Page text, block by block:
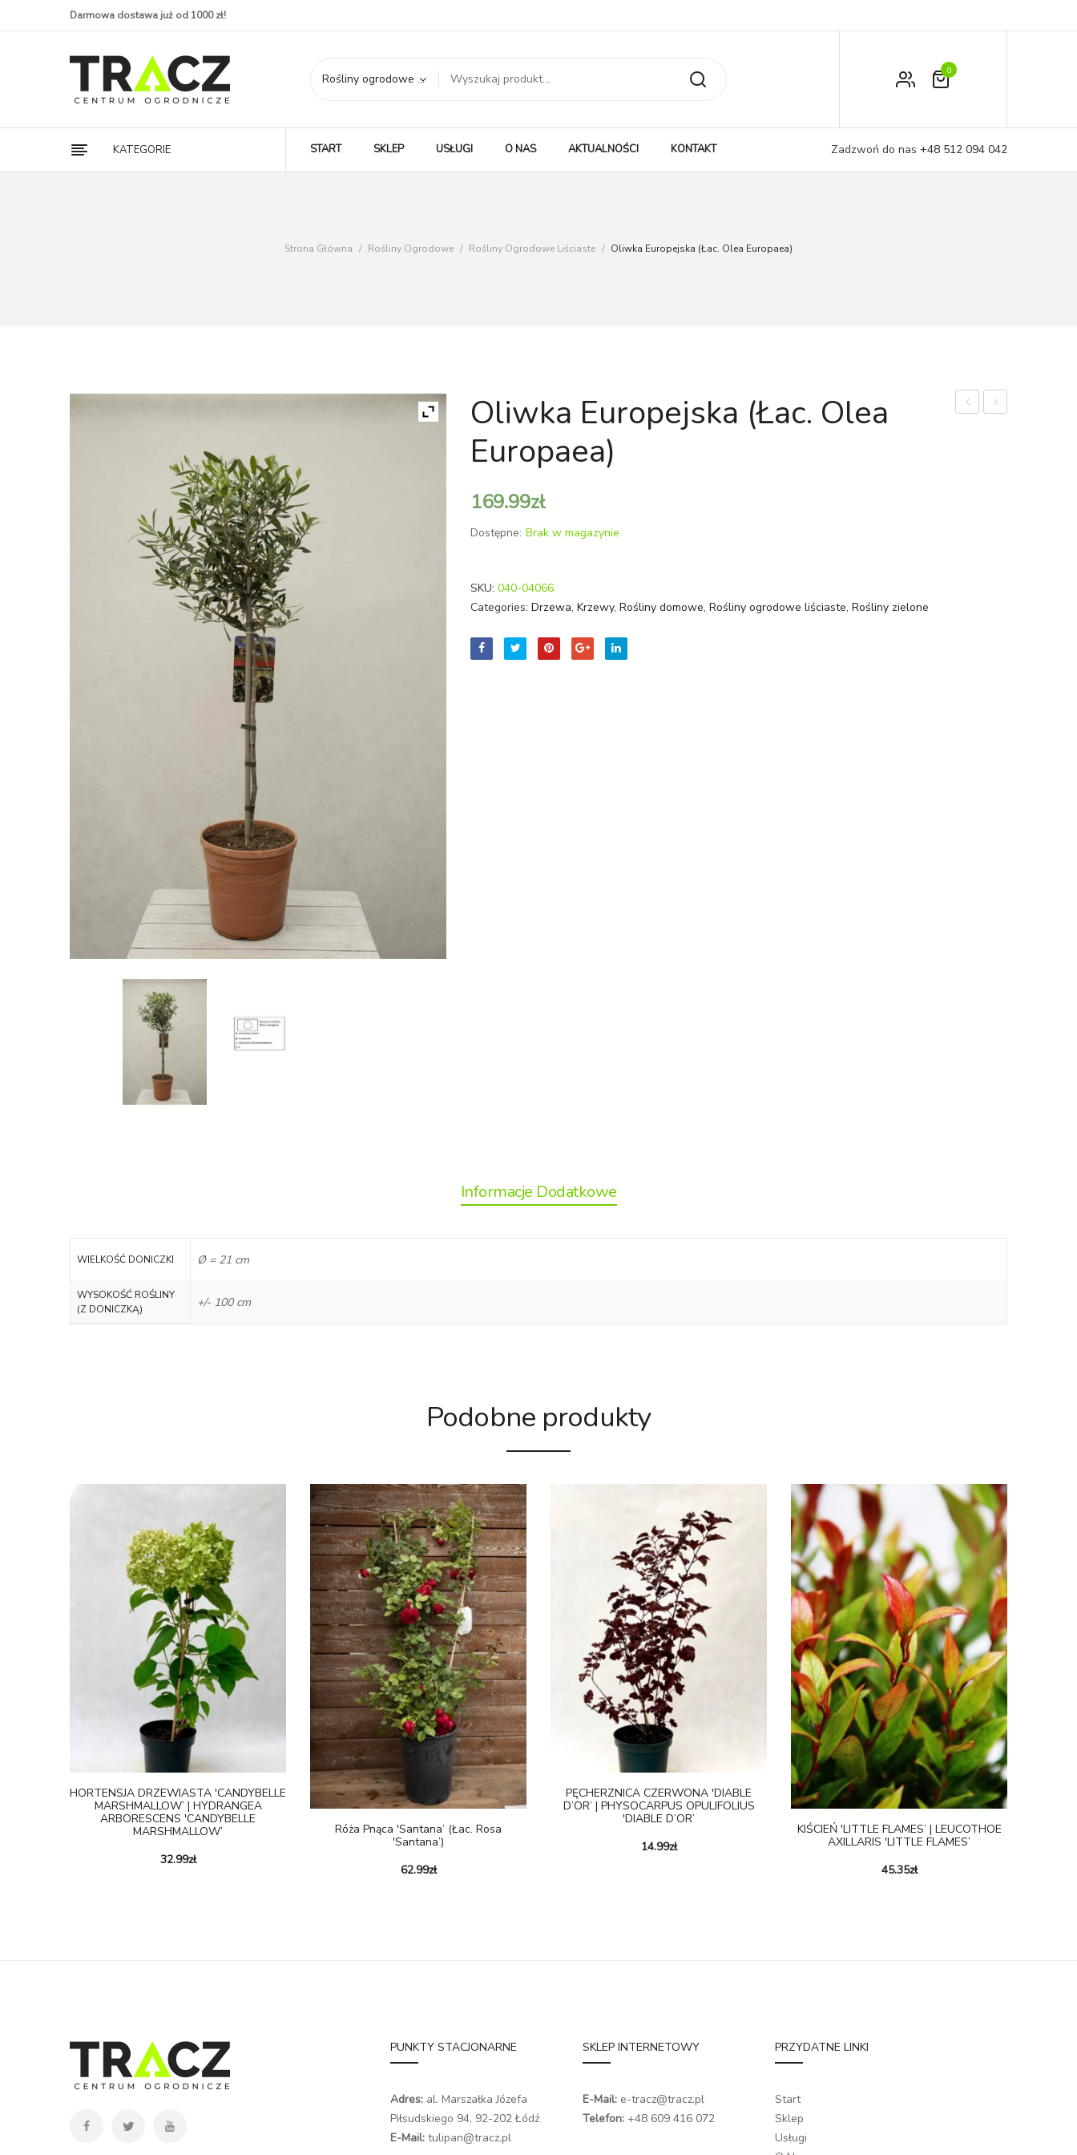
Darmowa dostawa już od 1000 zł!
Moje konto
0
Rośliny ogrodowe liściaste
KATEGORIE START SKLEP USŁUGI O NAS AKTUALNOŚCI KONTAKT Zadzwoń do nas +48 512 094 042
Strona Główna / Rośliny Ogrodowe / Rośliny Ogrodowe Liściaste / Oliwka Europejska (łac. Olea Europaea)
Oliwka Europejska (łac. Olea
Europaea)
169.99zł
Dostępne: Brak w magazynie
SKU: 040-04066
Categories: Drzewa, Krzewy, Rośliny domowe, Rośliny ogrodowe liściaste, Rośliny zielone
Informacje Dodatkowe
WIELKOŚĆ DONICZKI Ø = 21 cm
WYSOKOŚĆ ROŚLINY
(Z DONICZKĄ)
+/- 100 cm
Podobne produkty
HORTENSJA DRZEWIASTA 'CANDYBELLE
MARSHMALLOW’ | HYDRANGEA
ARBORESCENS 'CANDYBELLE
MARSHMALLOW’
32.99zł
Róża Pnąca 'Santana’ (łac. Rosa
'Santana’)
62.99zł
PĘCHERZNICA CZERWONA 'DIABLE
D’OR’ | PHYSOCARPUS OPULIFOLIUS
'DIABLE D’OR’
14.99zł
KIŚCIEŃ 'LITTLE FLAMES’ | LEUCOTHOE
AXILLARIS 'LITTLE FLAMES’
45.35zł
PUNKTY STACJONARNE
Adres: al. Marszałka Józefa
Piłsudskiego 94, 92-202 Łódź
E-Mail: tulipan@tracz.pl
SKLEP INTERNETOWY
E-Mail: e-tracz@tracz.pl
Telefon: +48 609 416 072
PRZYDATNE LINKI
Start
Sklep
Usługi